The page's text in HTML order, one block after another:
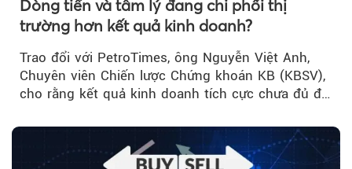
Dòng tiền và tâm lý đang chi phối thị
trường hơn kết quả kinh doanh?
Trao đổi với PetroTimes, ông Nguyễn Việt Anh,
Chuyên viên Chiến lược Chứng khoán KB (KBSV),
cho rằng kết quả kinh doanh tích cực chưa đủ để